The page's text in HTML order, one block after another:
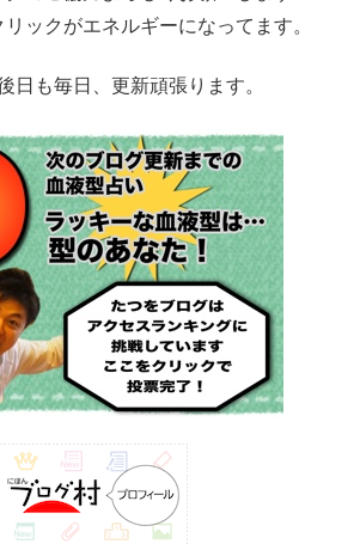
ックがエネルギーになってます。
日も毎日、更新頑張ります。